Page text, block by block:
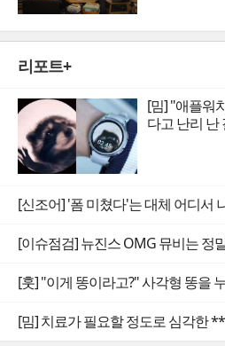
리포트+
[밈] "애플워
다고 난리 난
[신조어] '폼 미쳤다'는 대체 어디서
[밈] 치료가 필요할 정도로 심각한